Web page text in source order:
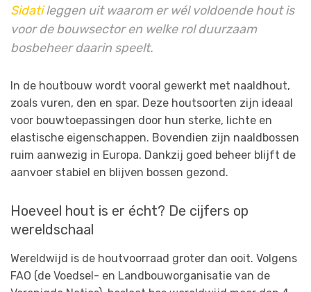
Sidatileggen uit waarom er wél voldoende hout is
voor de bouwsector en welke rol duurzaam
bosbeheer daarin speelt.
In de houtbouw wordt vooral gewerkt met naaldhout,
zoals vuren, den en spar. Deze houtsoorten zijn ideaal
voor bouwtoepassingen door hun sterke, lichte en
elastische eigenschappen. Bovendien zijn naaldbossen
ruim aanwezig in Europa. Dankzij goed beheer blijft de
aanvoer stabiel en blijven bossen gezond.
Hoeveel hout is er écht? De cijfers op
wereldschaal
Wereldwijd is de houtvoorraad groter dan ooit. Volgens
FAO (de Voedsel- en Landbouworganisatie van de